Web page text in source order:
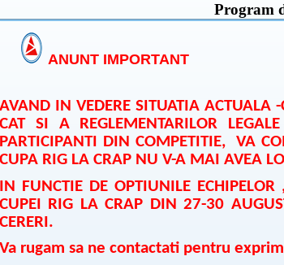
Program
ANUNT IMPORTANT
AVAND IN VEDERE SITUATIA
CAT SI A REGLEMENTARILOR
PARTICIPANTI DIN COMPETITIE, VA
CUPA RIG LA CRAP NU V-A MAI AVEA
IN FUNCTIE DE OPTIUNILE
CUPEI RIG LA CRAP DIN 27-30
CERERI.
Va rugam sa ne contactati pentru